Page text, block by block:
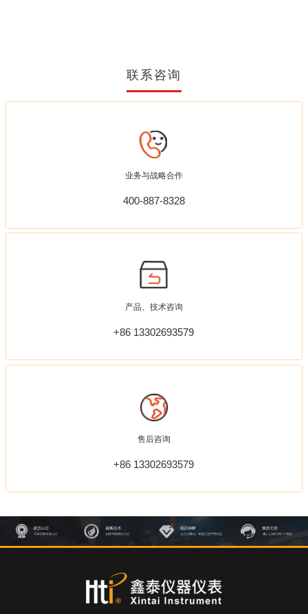
联系咨询
业务与战略合作
400-887-8328
产品、技术咨询
+86 13302693579
售后咨询
+86 13302693579